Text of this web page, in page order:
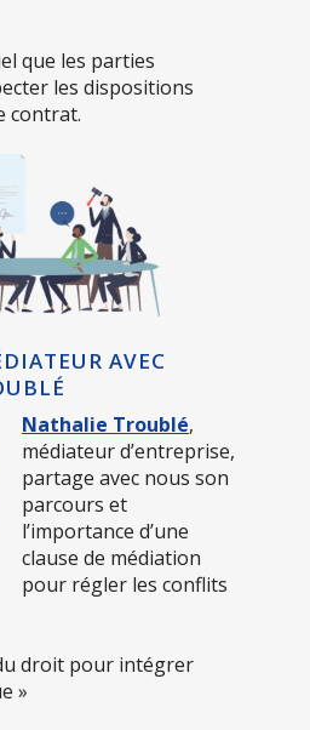
que les parties
les dispositions
contrat.
AVEC
Nathalie Troublé,
médiateur d’entreprise,
partage avec nous son
parcours et
l’importance d’une
clause de médiation
pour régler les conflits
droit pour intégrer
»